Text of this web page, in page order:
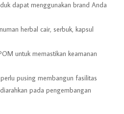
dapat menggunakan brand Anda
herbal cair, serbuk, kapsul
untuk memastikan keamanan
pusing membangun fasilitas
pada pengembangan